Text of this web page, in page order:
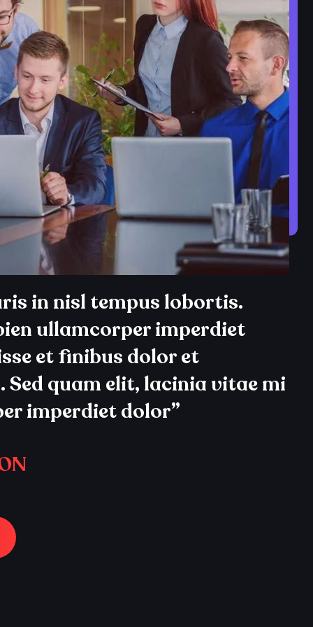
in nisl tempus lobortis.
ullamcorper imperdiet
et finibus dolor et
quam elit, lacinia vitae mi
imperdiet dolor”